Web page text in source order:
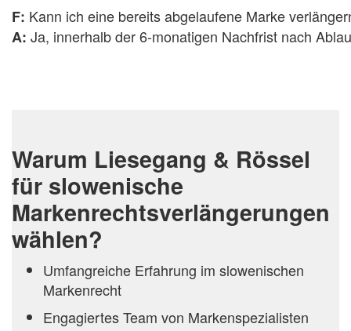
F: Kann ich eine bereits abgelaufene Marke
A: Ja, innerhalb der 6-monatigen Nachfrist nach
Warum Liesegang & Rössel
für slowenische
Markenrechtsverlängerungen
wählen?
Umfangreiche Erfahrung im slowenischen
Markenrecht
Engagiertes Team von Markenspezialisten